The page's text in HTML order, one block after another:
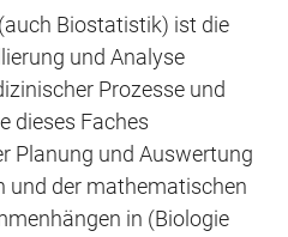
Biostatistik) ist die
und Analyse
Prozesse und
dieses Faches
Planung und Auswertung
und der mathematischen
in (Biologie